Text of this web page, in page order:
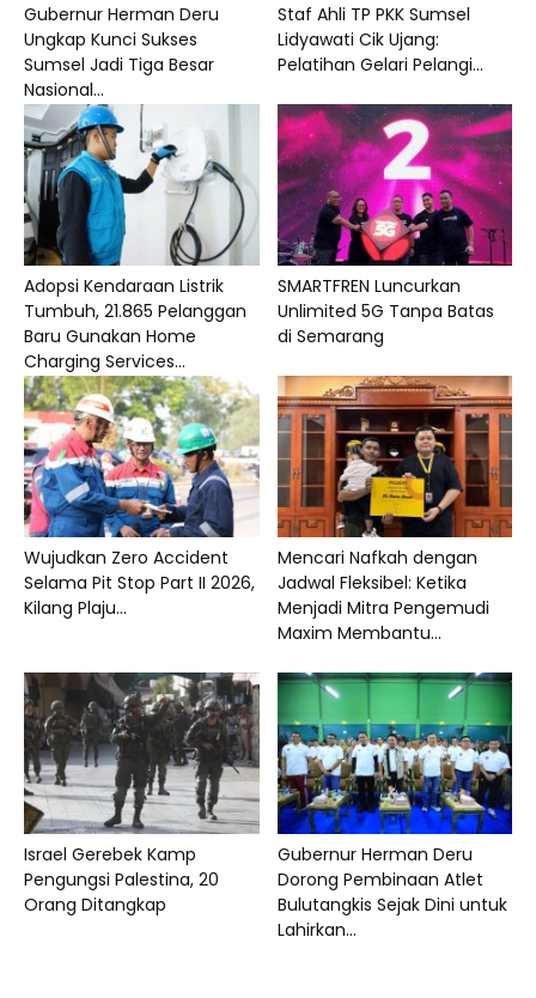
Gubernur Herman Deru
Ungkap Kunci Sukses
Sumsel Jadi Tiga Besar
Nasional...
Staf Ahli TP PKK Sumsel
Lidyawati Cik Ujang:
Pelatihan Gelari Pelangi...
Adopsi Kendaraan Listrik
Tumbuh, 21.865 Pelanggan
Baru Gunakan Home
Charging Services...
SMARTFREN Luncurkan
Unlimited 5G Tanpa Batas
di Semarang
Wujudkan Zero Accident
Selama Pit Stop Part II 2026,
Kilang Plaju...
Mencari Nafkah dengan
Jadwal Fleksibel: Ketika
Menjadi Mitra Pengemudi
Maxim Membantu...
Israel Gerebek Kamp
Pengungsi Palestina, 20
Orang Ditangkap
Gubernur Herman Deru
Dorong Pembinaan Atlet
Bulutangkis Sejak Dini untuk
Lahirkan...